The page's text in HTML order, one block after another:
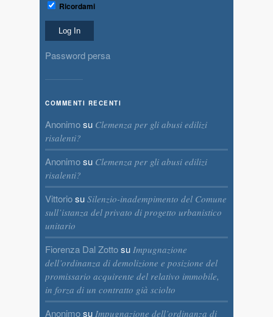
Ricordami
Password persa
COMMENTI RECENTI
Anonimosu Clemenza per gli abusi edilizi
risalenti?
Anonimosu Clemenza per gli abusi edilizi
risalenti?
Vittoriosu Silenzio-inadempimento del Comune
sull’istanza del privato di progetto urbanistico
unitario
Fiorenza Dal Zottosu Impugnazione
dell’ordinanza di demolizione e posizione del
promissario acquirente del relativo immobile,
in forza di un contratto già sciolto
Anonimosu Impugnazione dell’ordinanza di